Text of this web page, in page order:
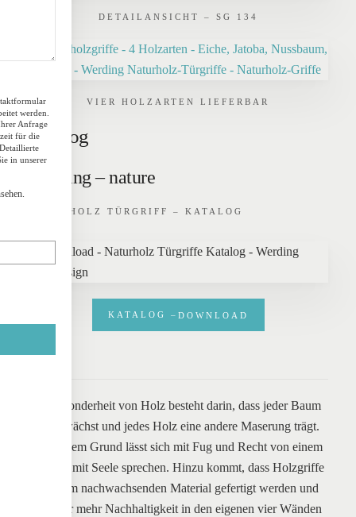
DETAILANSICHT – SG 134
VIER HOLZARTEN LIEFERBAR
Katalog
Werding – nature
NATURHOLZ TÜRGRIFF – KATALOG
KATALOG – DOWNLOAD
Die Besonderheit von Holz besteht darin, dass jeder Baum
anders wächst und jedes Holz eine andere Maserung trägt.
Aus diesem Grund lässt sich mit Fug und Recht von einem
Material mit Seele sprechen. Hinzu kommt, dass Holzgriffe
aus einem nachwachsenden Material gefertigt werden und
daher für mehr Nachhaltigkeit in den eigenen vier Wänden
werden.
Anfrage
für die
in unserer